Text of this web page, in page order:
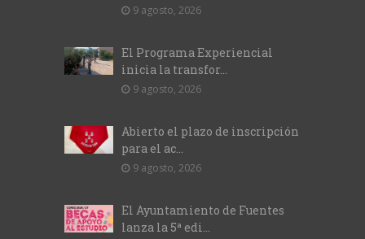
9 agosto, 2026
El Programa Experiencial
inicia la transfor...
9 agosto, 2026
Abierto el plazo de inscripción
para el ac...
9 agosto, 2026
El Ayuntamiento de Fuentes
lanza la 5ª edi...